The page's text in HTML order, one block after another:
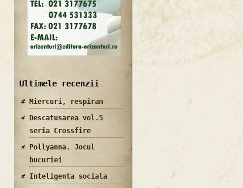
Ultimele recenzii
Miercuri, respiram
Descatusarea vol.5
seria Crossfire
Pollyanna. Jocul
bucuriei
Inteligenta sociala